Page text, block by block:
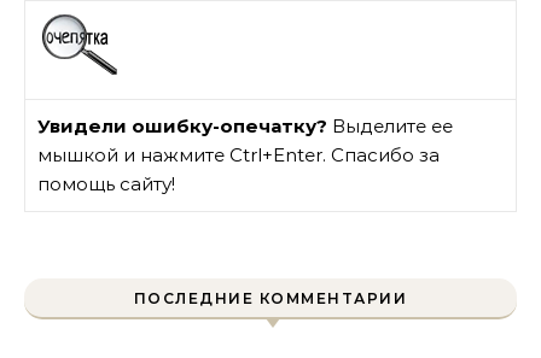
Увидели ошибку-опечатку? Выделите ее
мышкой и нажмите Ctrl+Enter. Спасибо за
помощь сайту!
ПОСЛЕДНИЕ КОММЕНТАРИИ